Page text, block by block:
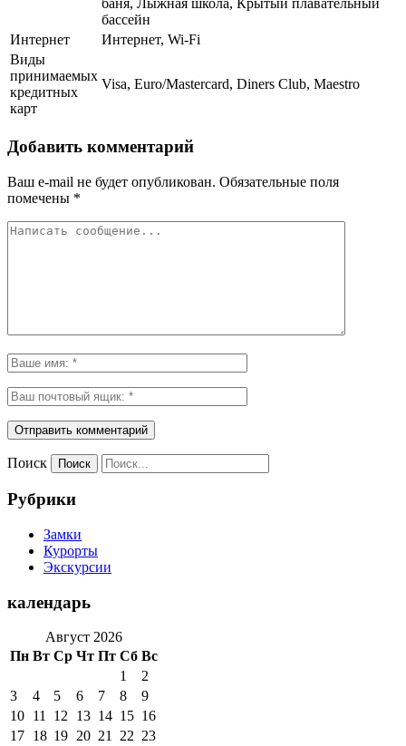
баня, Лыжная школа, Крытый плавательный
бассейн
Интернет
Интернет, Wi-Fi
Виды
принимаемых
кредитных
карт
Visa, Euro/Mastercard, Diners Club, Maestro
Добавить комментарий
Ваш e-mail не будет опубликован. Обязательные поля
помечены *
Поиск
Рубрики
Замки
Курорты
Экскурсии
календарь
Август 2026
Пн Вт Ср Чт Пт Сб Вс
1
2
3
4 5 6 7 8
9
10 11 12 13 14 15 16
17 18 19 20 21 22 23